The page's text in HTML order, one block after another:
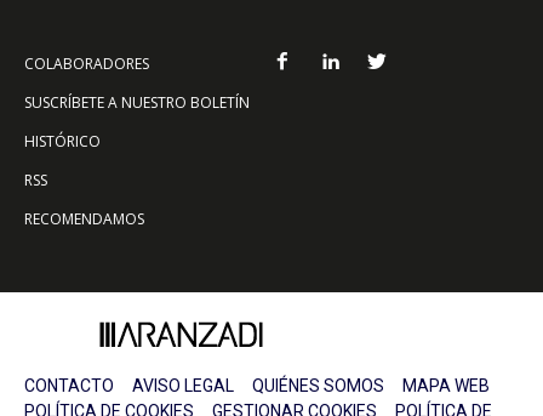
COLABORADORES
SUSCRÍBETE A NUESTRO BOLETÍN
HISTÓRICO
RSS
RECOMENDAMOS
CONTACTO AVISO LEGAL QUIÉNES SOMOS
MAPA WEB
POLÍTICA DE COOKIES
GESTIONAR COOKIES POLÍTICA DE